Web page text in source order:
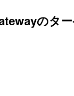
のタ